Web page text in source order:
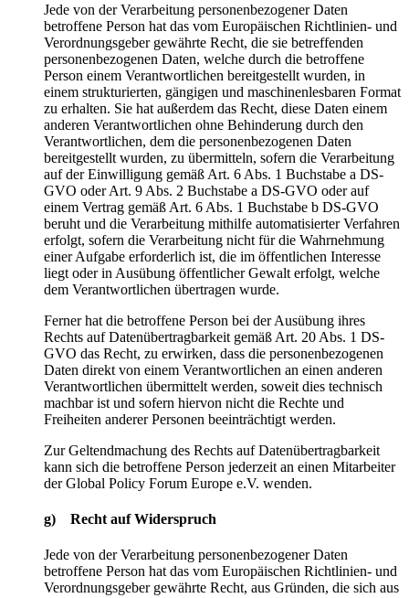
Jede von der Verarbeitung personenbezogener Daten
betroffene Person hat das vom Europäischen Richtlinien- und
Verordnungsgeber gewährte Recht, die sie betreffenden
personenbezogenen Daten, welche durch die betroffene
Person einem Verantwortlichen bereitgestellt wurden, in
einem strukturierten, gängigen und maschinenlesbaren Format
zu erhalten. Sie hat außerdem das Recht, diese Daten einem
anderen Verantwortlichen ohne Behinderung durch den
Verantwortlichen, dem die personenbezogenen Daten
bereitgestellt wurden, zu übermitteln, sofern die Verarbeitung
auf der Einwilligung gemäß Art. 6 Abs. 1 Buchstabe a DS-
GVO oder Art. 9 Abs. 2 Buchstabe a DS-GVO oder auf
einem Vertrag gemäß Art. 6 Abs. 1 Buchstabe b DS-GVO
beruht und die Verarbeitung mithilfe automatisierter Verfahren
erfolgt, sofern die Verarbeitung nicht für die Wahrnehmung
einer Aufgabe erforderlich ist, die im öffentlichen Interesse
liegt oder in Ausübung öffentlicher Gewalt erfolgt, welche
dem Verantwortlichen übertragen wurde.
Ferner hat die betroffene Person bei der Ausübung ihres
Rechts auf Datenübertragbarkeit gemäß Art. 20 Abs. 1 DS-
GVO das Recht, zu erwirken, dass die personenbezogenen
Daten direkt von einem Verantwortlichen an einen anderen
Verantwortlichen übermittelt werden, soweit dies technisch
machbar ist und sofern hiervon nicht die Rechte und
Freiheiten anderer Personen beeinträchtigt werden.
Zur Geltendmachung des Rechts auf Datenübertragbarkeit
kann sich die betroffene Person jederzeit an einen Mitarbeiter
der Global Policy Forum Europe e.V. wenden.
g) Recht auf Widerspruch
Jede von der Verarbeitung personenbezogener Daten
betroffene Person hat das vom Europäischen Richtlinien- und
Verordnungsgeber gewährte Recht, aus Gründen, die sich aus